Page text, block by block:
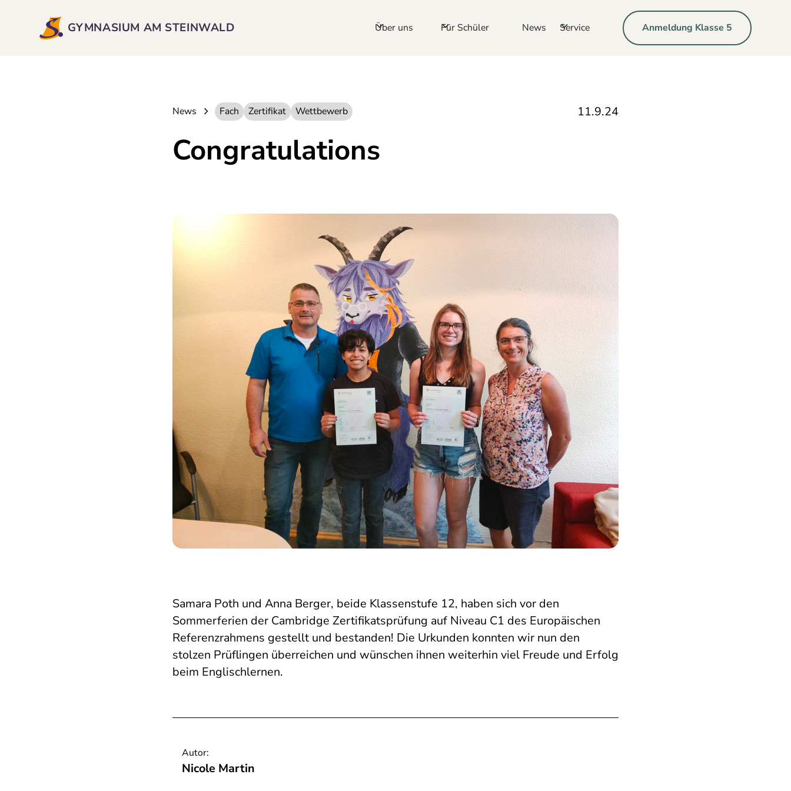
GYMNASIUM AM STEINWALD Über uns Für Schüler News Service Anmeldung Klasse 5
News Fach Zertifikat Wettbewerb 11.9.24
Congratulations
Samara Poth und Anna Berger, beide Klassenstufe 12, haben sich vor den
Sommerferien der Cambridge Zertifikatsprüfung auf Niveau C1 des Europäischen
Referenzrahmens gestellt und bestanden! Die Urkunden konnten wir nun den
stolzen Prüflingen überreichen und wünschen ihnen weiterhin viel Freude und Erfolg
beim Englischlernen.
Autor:
Nicole Martin